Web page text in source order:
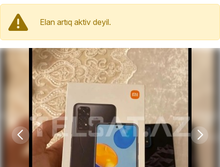
Elan artıq aktiv deyil.